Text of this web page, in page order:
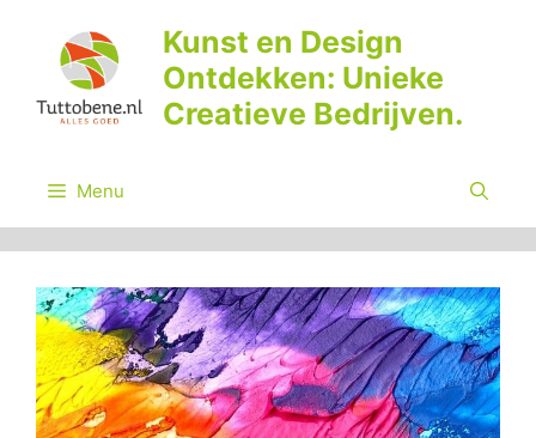
inhoud
Kunst en Design
Ontdekken: Unieke
Creatieve Bedrijven.
Menu